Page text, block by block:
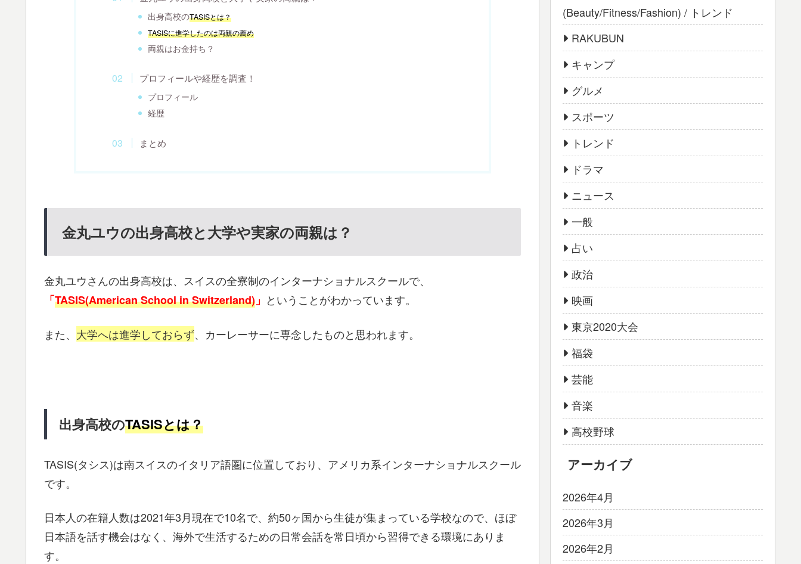
出身高校のTASISとは？
TASISに進学したのは両親の薦め
両親はお金持ち？
プロフィールや経歴を調査！
プロフィール
経歴
まとめ
金丸ユウの出身高校と大学や実家の両親は？
金丸ユウさんの出身高校は、スイスの全寮制のインターナショナルスクールで、
「TASIS(American School in Switzerland) 」 ということがわかっています。
また、 大学へは進学しておらず、カーレーサーに専念したものと思われます。
出身高校のTASISとは？
TASIS(タシス)は南スイスのイタリア語圏に位置しており、アメリカ系インターナショナルスクール
です。
日本人の在籍人数は2021年3月現在で10名で、約50ヶ国から生徒が集まっている学校なので、ほぼ
日本語を話す機会はなく、海外で生活するための日常会話を常日頃から習得できる環境にありま
す。
(Beauty/Fitness/Fashion) / トレンド
RAKUBUN
キャンプ
グルメ
スポーツ
トレンド
ドラマ
ニュース
一般
占い
政治
映画
東京2020大会
福袋
芸能
音楽
高校野球
アーカイブ
2026年4月
2026年3月
2026年2月